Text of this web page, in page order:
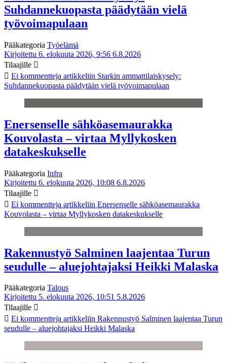
Suhdannekuopasta päädytään vielä
työvoimapulaan
Pääkategoria Työelämä
Kirjoitettu 6. elokuuta 2026, 9:56 6.8.2026
Tilaajille
Ei kommentteja artikkeliin Starkin ammattilaiskysely:
Suhdannekuopasta päädytään vielä työvoimapulaan
Enersenselle sähköasemaurakka
Kouvolasta – virtaa Myllykosken
datakeskukselle
Pääkategoria Infra
Kirjoitettu 6. elokuuta 2026, 10:08 6.8.2026
Tilaajille
Ei kommentteja artikkeliin Enersenselle sähköasemaurakka
Kouvolasta – virtaa Myllykosken datakeskukselle
Rakennustyö Salminen laajentaa Turun
seudulle – aluejohtajaksi Heikki Malaska
Pääkategoria Talous
Kirjoitettu 5. elokuuta 2026, 10:51 5.8.2026
Tilaajille
Ei kommentteja artikkeliin Rakennustyö Salminen laajentaa Turun
seudulle – aluejohtajaksi Heikki Malaska